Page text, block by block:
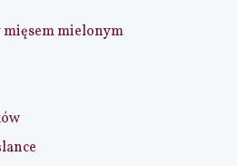
mięsem mielonym